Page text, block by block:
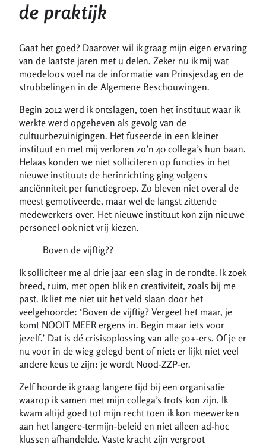
de praktijk
Gaat het goed? Daarover wil ik graag mijn eigen ervaring
van de laatste jaren met u delen. Zeker nu ik mij wat
moedeloos voel na de informatie van Prinsjesdag en de
strubbelingen in de Algemene Beschouwingen.
Begin 2012 werd ik ontslagen, toen het instituut waar ik
werkte werd opgeheven als gevolg van de
cultuurbezuinigingen. Het fuseerde in een kleiner
instituut en met mij verloren zo’n 40 collega’s hun baan.
Helaas konden we niet solliciteren op functies in het
nieuwe instituut: de herinrichting ging volgens
anciënniteit per functiegroep. Zo bleven niet overal de
meest gemotiveerde, maar wel de langst zittende
medewerkers over. Het nieuwe instituut kon zijn nieuwe
personeel ook niet vrij kiezen.
Boven de vijftig??
Ik solliciteer me al drie jaar een slag in de rondte. Ik zoek
breed, ruim, met open blik en creativiteit, zoals bij me
past. Ik liet me niet uit het veld slaan door het
veelgehoorde: ‘Boven de vijftig? Vergeet het maar, je
komt NOOIT MEER ergens in. Begin maar iets voor
jezelf.’ Dat is dé crisisoplossing van alle 50+-ers. Of je er
nu voor in de wieg gelegd bent of niet: er lijkt niet veel
andere keus te zijn: je wordt Nood-ZZP-er.
Zelf hoorde ik graag langere tijd bij een organisatie
waarop ik samen met mijn collega’s trots kon zijn. Ik
kwam altijd goed tot mijn recht toen ik kon meewerken
aan het langere-termijn-beleid en niet alleen ad-hoc
klussen afhandelde. Vaste kracht zijn vergroot